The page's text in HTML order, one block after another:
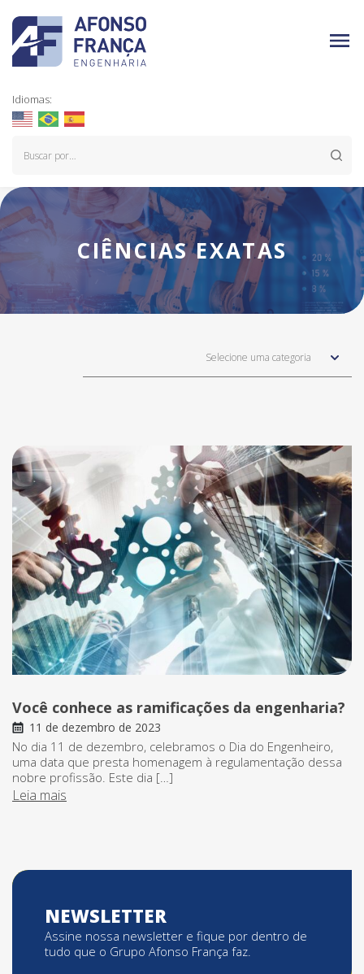
Idiomas:
CIÊNCIAS EXATAS
Selecione uma categoria
Você conhece as ramificações da engenharia?
11 de dezembro de 2023
No dia 11 de dezembro, celebramos o Dia do Engenheiro,
uma data que presta homenagem à regulamentação dessa
nobre profissão. Este dia […]
Leia mais
NEWSLETTER
Assine nossa newsletter e fique por dentro de
tudo que o Grupo Afonso França faz.